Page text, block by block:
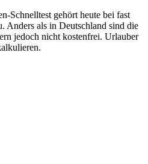
Schnelltest gehört heute bei fast
Anders als in Deutschland sind die
jedoch nicht kostenfrei. Urlauber